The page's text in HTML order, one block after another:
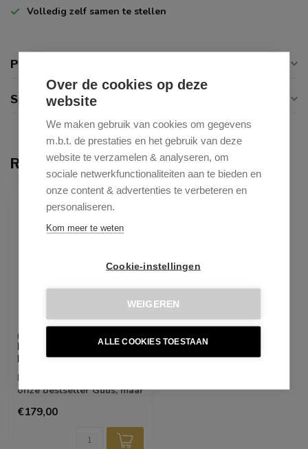
Over de cookies op deze
website
We maken gebruik van cookies om gegevens
m.b.t. de prestaties en het gebruik van deze
website te verzamelen & analyseren, om
sociale netwerkfunctionaliteiten aan te bieden en
onze content & advertenties te verbeteren en
personaliseren.
Kom meer te weten
Cookie-instellingen
WEIGEREN
ALLE COOKIES TOESTAAN
Volledig zelf samen te stellen
Productomschrijving
Specificaties
Recent bekeken
ONLY ONLINE
KICK COLLECTION
Eetkamerstoel Mex -
Donkergrijs
Maak kennis met Mex,
onze bestseller Guus, maar
Mex echt K...
€179,00